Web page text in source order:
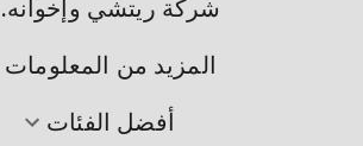
شركة ريتشي وإخوانه.
المزيد من المعلومات
أفضل الفئات